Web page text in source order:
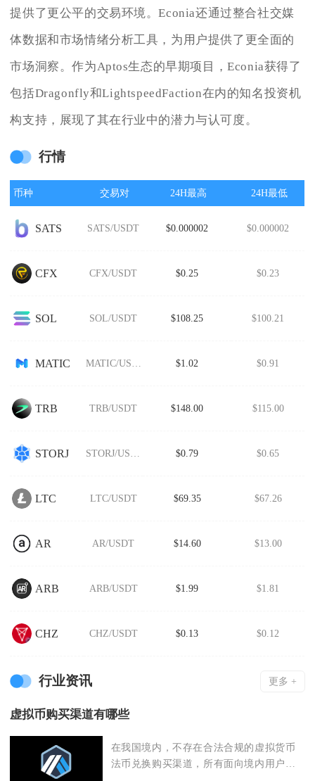
提供了更公平的交易环境。Econia还通过整合社交媒
体数据和市场情绪分析工具，为用户提供了更全面的
市场洞察。作为Aptos生态的早期项目，Econia获得了
包括Dragonfly和LightspeedFaction在内的知名投资机
构支持，展现了其在行业中的潜力与认可度。
行情
币种 交易对 24H最高 24H最低
SATS SATS/USDT $0.000002 $0.000002
CFX CFX/USDT $0.25 $0.23
SOL SOL/USDT $108.25 $100.21
MATIC MATIC/USDT $1.02 $0.91
TRB TRB/USDT $148.00 $115.00
STORJ STORJ/USDT $0.79 $0.65
LTC LTC/USDT $69.35 $67.26
AR AR/USDT $14.60 $13.00
ARB ARB/USDT $1.99 $1.81
CHZ CHZ/USDT $0.13 $0.12
行业资讯 更多 +
虚拟币购买渠道有哪些
在我国境内，不存在合法合规的虚拟货币
法币兑换购买渠道，所有面向境内用户的